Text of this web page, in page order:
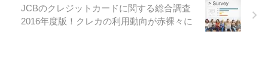
JCBのクレジットカードに関する総合調査
2016年度版！クレカの利用動向が赤裸々に